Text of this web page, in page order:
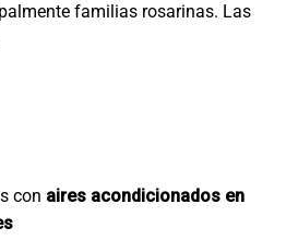
familias rosarinas. Las
con aires acondicionados en